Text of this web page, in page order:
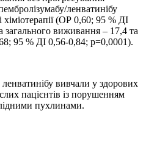
ленватинібу
хіміотерапії (ОР 0,60; 95 % ДІ
загального виживання – 17,4 та
95 % ДІ 0,56-0,84; p=0,0001).
вивчали у здорових
пацієнтів із порушенням
пухлинами.